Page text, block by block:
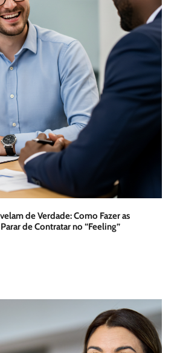
de Verdade: Como Fazer as
de Contratar no “Feeling”